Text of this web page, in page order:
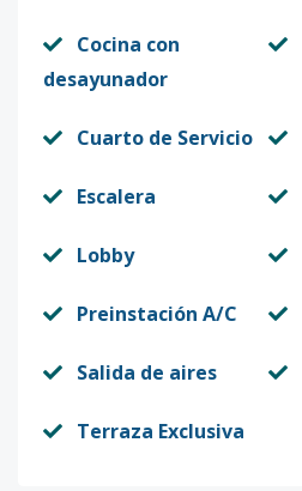
Cocina con
desayunador
Cuarto de Servicio
Escalera
Lobby
Preinstación A/C
Salida de aires
Terraza Exclusiva